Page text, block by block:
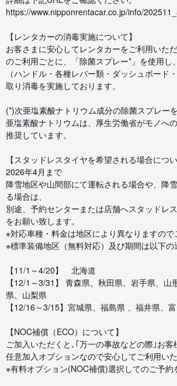
https://www.nipponrentacar.co.jp/info/
【レンタカーの消毒実施について】
お客さまに安心してレンタカーをご利用いた
のご利用ごとに、「除菌スプレー*」を使用し
（ハンドル・各種レバー類・ダッシュボード
取り消毒を実施しております。
(*)次亜塩素酸ナトリウム成分の除菌スプレー
亜塩素酸ナトリウムは、厚生労働省がモノへ
推奨しています。
【スタッドレスタイヤを希望される場合につ
2026年4月まで
降雪地区や山間部にて運転される場合や、降
る場合は、
別途、予約センターまたは店舗へスタッドレ
をお願い致します。
※対応車種・料金は地区により異なりますので
※標準装備地区（無料対応）及び期間は以下の
【11/1～4/20】 北海道
【12/1～3/31】 青森県、秋田県、岩手県、山
県、山梨県
【12/16～3/15】宮城県、福島県 、福井県、
【NOC補償（ECO）について】
ご加入いただくと､｢万一の事故などの際｣お
任意加入オプションなので安心してご利用い
※有料オプション(NOC補償)選択してのご予約